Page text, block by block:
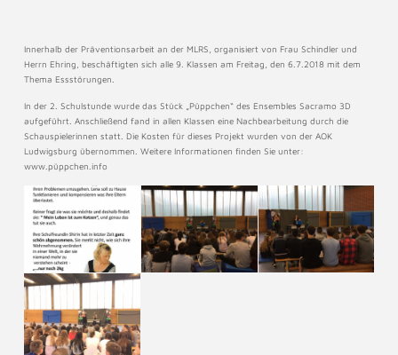
Innerhalb der Präventionsarbeit an der MLRS, organisiert von Frau Schindler und
Herrn Ehring, beschäftigten sich alle 9. Klassen am Freitag, den 6.7.2018 mit dem
Thema Essstörungen.
In der 2. Schulstunde wurde das Stück „Püppchen“ des Ensembles Sacramo 3D
aufgeführt. Anschließend fand in allen Klassen eine Nachbearbeitung durch die
Schauspielerinnen statt. Die Kosten für dieses Projekt wurden von der AOK
Ludwigsburg übernommen. Weitere Informationen finden Sie unter:
www.püppchen.info